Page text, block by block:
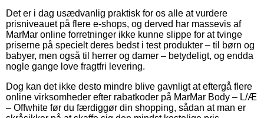
Det er i dag usædvanlig praktisk for os alle at vurdere
prisniveauet på flere e-shops, og derved har massevis af
MarMar online forretninger ikke kunne slippe for at tvinge
priserne på specielt deres bedst i test produkter – til børn og
babyer, men også til herrer og damer – betydeligt, og endda
nogle gange love fragtfri levering.
Dog kan det ikke desto mindre blive gavnligt at eftergå flere
online virksomheder efter rabatkoder på MarMar Body – L/Æ
– Offwhite før du færdiggør din shopping, sådan at man er